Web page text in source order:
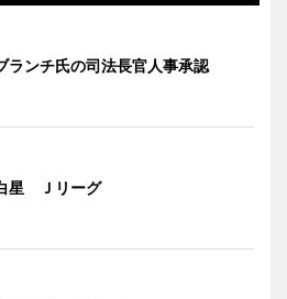
ランチ氏の司法長官人事承認
星 Ｊリーグ